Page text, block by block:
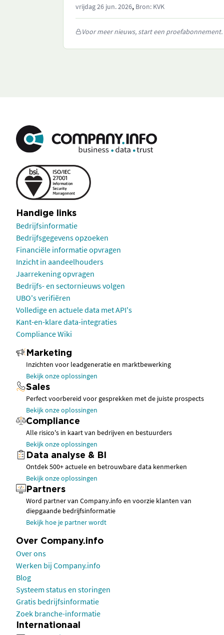
vrijdag 26 jun. 2026, Bron: KVK
Voor meer nieuws, start een proefabonnement.
Handige links
Bedrijfsinformatie
Bedrijfsgegevens opzoeken
Financiële informatie opvragen
Inzicht in aandeelhouders
Jaarrekening opvragen
Bedrijfs- en sectornieuws volgen
UBO's verifiëren
Volledige en actuele data met API's
Kant-en-klare data-integraties
Compliance Wiki
Marketing
Inzichten voor leadgeneratie en marktbewerking
Bekijk onze oplossingen
Sales
Perfect voorbereid voor gesprekken met de juiste prospects
Bekijk onze oplossingen
Compliance
Alle risico's in kaart van bedrijven en bestuurders
Bekijk onze oplossingen
Data analyse & BI
Ontdek 500+ actuele en betrouwbare data kenmerken
Bekijk onze oplossingen
Partners
Word partner van Company.info en voorzie klanten van
diepgaande bedrijfsinformatie
Bekijk hoe je partner wordt
Over Company.info
Over ons
Werken bij Company.info
Blog
Systeem status en storingen
Gratis bedrijfsinformatie
Zoek branche-informatie
Internationaal